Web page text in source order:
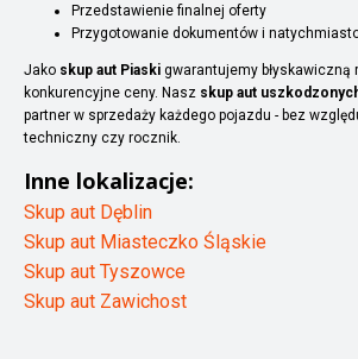
Przedstawienie finalnej oferty
Przygotowanie dokumentów i
Jako skup aut Piaski gwarantujemy
konkurencyjne ceny. Nasz skup aut
partner w sprzedaży każdego pojazdu - bez
techniczny czy rocznik.
Inne lokalizacje:
Skup aut Dęblin
Skup aut Miasteczko Śląskie
Skup aut Tyszowce
Skup aut Zawichost